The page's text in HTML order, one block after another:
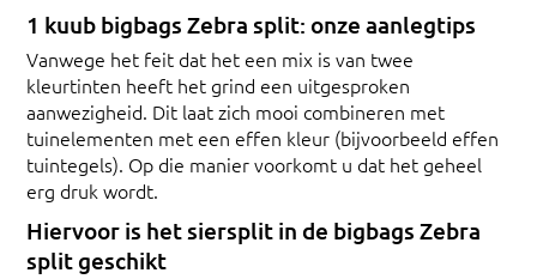
1 kuub bigbags Zebra split: onze aanlegtips
Vanwege het feit dat het een mix is van twee
kleurtinten heeft het grind een uitgesproken
aanwezigheid. Dit laat zich mooi combineren met
tuinelementen met een effen kleur (bijvoorbeeld effen
tuintegels). Op die manier voorkomt u dat het geheel
erg druk wordt.
Hiervoor is het siersplit in de bigbags Zebra
split geschikt